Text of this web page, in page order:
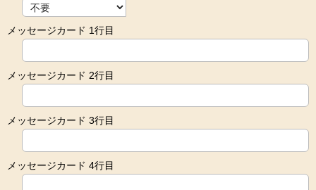
メッセージカード 1行目
メッセージカード 2行目
メッセージカード 3行目
メッセージカード 4行目